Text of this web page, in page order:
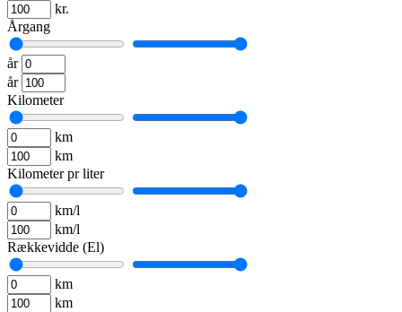
kr.
Årgang
år
år
Kilometer
km
km
Kilometer pr liter
km/l
km/l
Rækkevidde (El)
km
km